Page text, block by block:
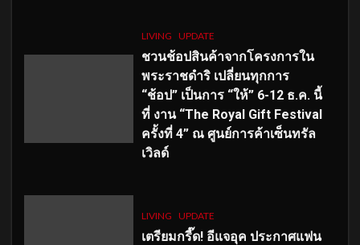
LIVING UPDATE
ชวนช้อปสินค้าจากโครงการใน
พระราชดำริ เปลี่ยนทุกการ
“ช้อป” เป็นการ “ให้” 6-12 ธ.ค. นี้
ที่ งาน “The Royal Gift Festival
ครั้งที่ 4” ณ ศูนย์การค้าเซ็นทรัล
เวิลด์
LIVING UPDATE
เตรียมกรี๊ด! อีแจอุค ประกาศแฟน